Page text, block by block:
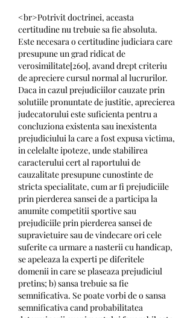
<br>Potrivit doctrinei, aceasta
certitudine nu trebuie sa fie absoluta.
Este necesara o certitudine judiciara care
presupune un grad ridicat de
verosimilitate[260], avand drept criteriu
de apreciere cursul normal al lucrurilor.
Daca in cazul prejudiciilor cauzate prin
solutiile pronuntate de justitie, aprecierea
judecatorului este suficienta pentru a
concluziona existenta sau inexistenta
prejudiciului la care a fost expusa victima,
in celelalte ipoteze, unde stabilirea
caracterului cert al raportului de
cauzalitate presupune cunostinte de
stricta specialitate, cum ar fi prejudiciile
prin pierderea sansei de a participa la
anumite competitii sportive sau
prejudiciile prin pierderea sansei de
supravietuire sau de vindecare ori cele
suferite ca urmare a nasterii cu handicap,
se apeleaza la experti pe diferitele
domenii in care se plaseaza prejudiciul
pretins; b) sansa trebuie sa fie
semnificativa. Se poate vorbi de o sansa
semnificativa cand probabilitatea